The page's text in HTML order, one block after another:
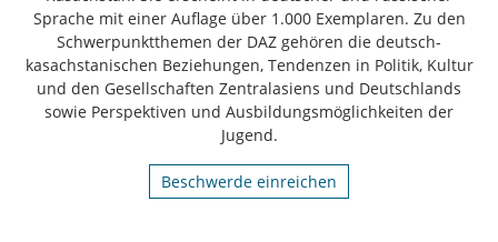
Sprache mit einer Auflage über 1.000 Exemplaren. Zu den
Schwerpunktthemen der DAZ gehören die deutsch-
kasachstanischen Beziehungen, Tendenzen in Politik, Kultur
und den Gesellschaften Zentralasiens und Deutschlands
sowie Perspektiven und Ausbildungsmöglichkeiten der
Jugend.
Beschwerde einreichen